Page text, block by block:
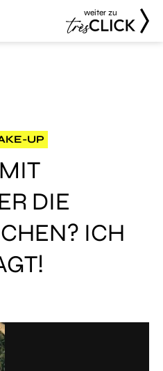
weiter zu
UP
DIE
ICH